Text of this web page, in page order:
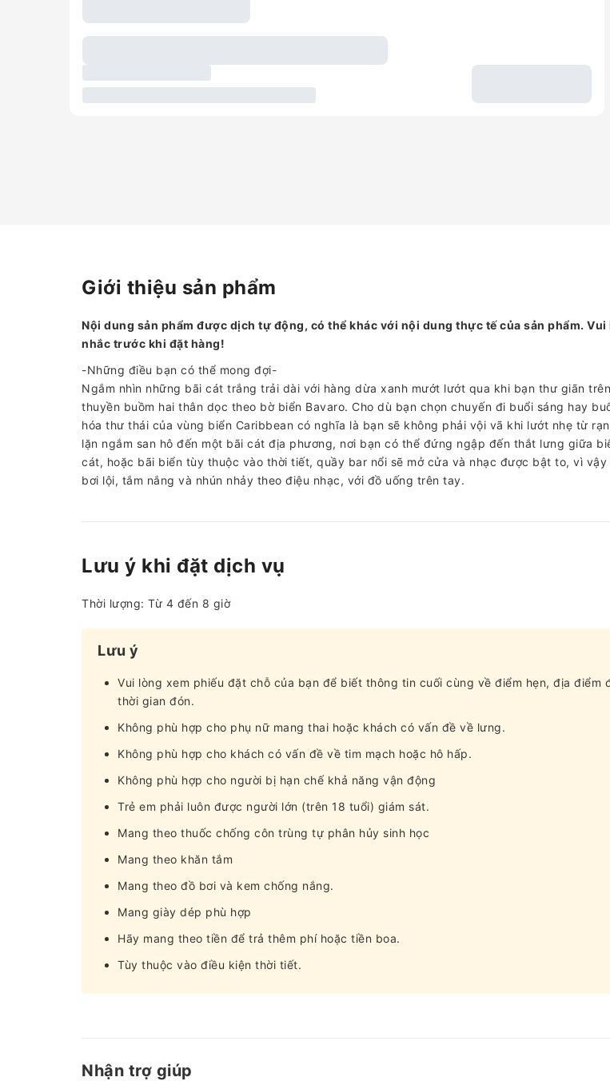
Giới thiệu sản phẩm
Nội dung sản phẩm được dịch tự động, có thể khác với nội dung thực tế của sản phẩm. Vui
nhắc trước khi đặt hàng!
-Những điều bạn có thể mong đợi-
Ngắm nhìn những bãi cát trắng trải dài với hàng dừa xanh mướt lướt qua khi bạn thư giãn
thuyền buồm hai thân dọc theo bờ biển Bavaro. Cho dù bạn chọn chuyến đi buổi sáng hay
hóa thư thái của vùng biển Caribbean có nghĩa là bạn sẽ không phải vội vã khi lướt nhẹ từ
lặn ngắm san hô đến một bãi cát địa phương, nơi bạn có thể đứng ngập đến thắt lưng giữa
cát, hoặc bãi biển tùy thuộc vào thời tiết, quầy bar nổi sẽ mở cửa và nhạc được bật to, vì vậy
bơi lội, tắm nắng và nhún nhảy theo điệu nhạc, với đồ uống trên tay.
Lưu ý khi đặt dịch vụ
Thời lượng: Từ 4 đến 8 giờ
Lưu ý
Vui lòng xem phiếu đặt chỗ của bạn để biết thông tin cuối cùng về điểm hẹn, địa điểm
thời gian đón.
Không phù hợp cho phụ nữ mang thai hoặc khách có vấn đề về lưng.
Không phù hợp cho khách có vấn đề về tim mạch hoặc hô hấp.
Không phù hợp cho người bị hạn chế khả năng vận động
Trẻ em phải luôn được người lớn (trên 18 tuổi) giám sát.
Mang theo thuốc chống côn trùng tự phân hủy sinh học
Mang theo khăn tắm
Mang theo đồ bơi và kem chống nắng.
Mang giày dép phù hợp
Hãy mang theo tiền để trả thêm phí hoặc tiền boa.
Tùy thuộc vào điều kiện thời tiết.
Nhận trợ giúp